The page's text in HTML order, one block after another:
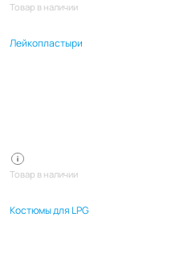
Товар в наличии
Лейкопластыри
Товар в наличии
Костюмы для LPG